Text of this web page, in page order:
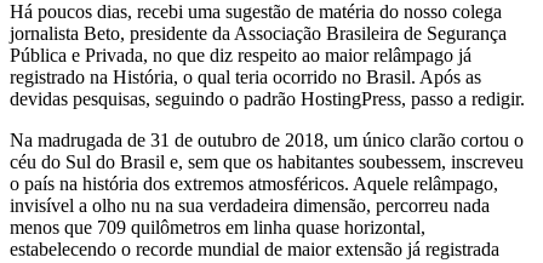
Há poucos dias, recebi uma sugestão de matéria do nosso colega
jornalista Beto, presidente da Associação Brasileira de Segurança
Pública e Privada, no que diz respeito ao maior relâmpago já
registrado na História, o qual teria ocorrido no Brasil. Após as
devidas pesquisas, seguindo o padrão HostingPress, passo a redigir.
Na madrugada de 31 de outubro de 2018, um único clarão cortou o
céu do Sul do Brasil e, sem que os habitantes soubessem, inscreveu
o país na história dos extremos atmosféricos. Aquele relâmpago,
invisível a olho nu na sua verdadeira dimensão, percorreu nada
menos que 709 quilômetros em linha quase horizontal,
estabelecendo o recorde mundial de maior extensão já registrada